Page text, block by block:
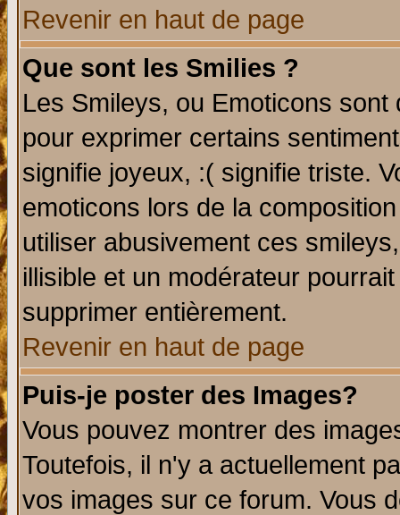
Revenir en haut de page
Que sont les Smilies ?
Les Smileys, ou Emoticons
pour exprimer certains
signifie joyeux, :( signifie triste.
emoticons lors de la
utiliser abusivement ces
illisible et un modérateur
supprimer entièrement.
Revenir en haut de page
Puis-je poster des Images?
Vous pouvez montrer des
Toutefois, il n'y a actuellement
vos images sur ce forum. Vous